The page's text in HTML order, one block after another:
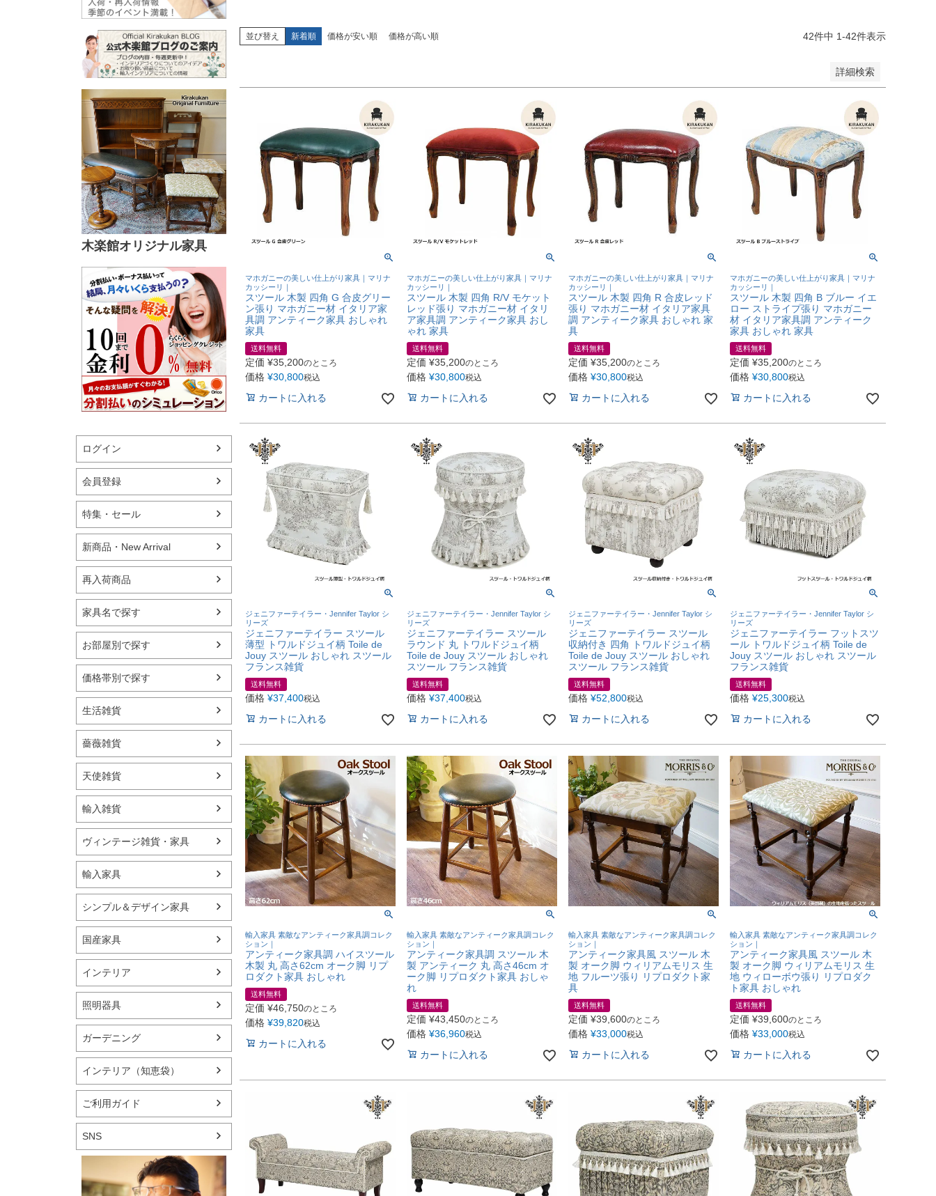
木楽館オリジナル家具
ログイン
会員登録
特集・セール
新商品・New Arrival
再入荷商品
家具名で探す
お部屋別で探す
価格帯別で探す
生活雑貨
薔薇雑貨
天使雑貨
輸入雑貨
ヴィンテージ雑貨・家具
輸入家具
シンプル＆デザイン家具
国産家具
インテリア
照明器具
ガーデニング
インテリア（知恵袋）
ご利用ガイド
SNS
並び替え 新着順 価格が安い順 価格が高い順 42件中 1-42件表示
詳細検索
マホガニーの美しい仕上がり家具｜マリナ
カッシーリ｜
スツール 木製 四角 G 合皮グリー
ン張り マホガニー材 イタリア家
具調 アンティーク家具 おしゃれ
家具
送料無料
定価 ¥35,200のところ
価格 ¥30,800税込
カートに入れる
マホガニーの美しい仕上がり家具｜マリナ
カッシーリ｜
スツール 木製 四角 R/V モケット
レッド張り マホガニー材 イタリ
ア家具調 アンティーク家具 おし
ゃれ 家具
送料無料
定価 ¥35,200のところ
価格 ¥30,800税込
カートに入れる
マホガニーの美しい仕上がり家具｜マリナ
カッシーリ｜
スツール 木製 四角 R 合皮レッド
張り マホガニー材 イタリア家具
調 アンティーク家具 おしゃれ 家
具
送料無料
定価 ¥35,200のところ
価格 ¥30,800税込
カートに入れる
マホガニーの美しい仕上がり家具｜マリナ
カッシーリ｜
スツール 木製 四角 B ブルー イエ
ロー ストライプ張り マホガニー
材 イタリア家具調 アンティーク
家具 おしゃれ 家具
送料無料
定価 ¥35,200のところ
価格 ¥30,800税込
カートに入れる
ジェニファーテイラー・Jennifer Taylor シ
リーズ
ジェニファーテイラー スツール
薄型 トワルドジュイ柄 Toile de
Jouy スツール おしゃれ スツール
フランス雑貨
送料無料
価格 ¥37,400税込
カートに入れる
ジェニファーテイラー・Jennifer Taylor シ
リーズ
ジェニファーテイラー スツール
ラウンド 丸 トワルドジュイ柄
Toile de Jouy スツール おしゃれ
スツール フランス雑貨
送料無料
価格 ¥37,400税込
カートに入れる
ジェニファーテイラー・Jennifer Taylor シ
リーズ
ジェニファーテイラー スツール
収納付き 四角 トワルドジュイ柄
Toile de Jouy スツール おしゃれ
スツール フランス雑貨
送料無料
価格 ¥52,800税込
カートに入れる
ジェニファーテイラー・Jennifer Taylor シ
リーズ
ジェニファーテイラー フットスツ
ール トワルドジュイ柄 Toile de
Jouy スツール おしゃれ スツール
フランス雑貨
送料無料
価格 ¥25,300税込
カートに入れる
輸入家具 素敵なアンティーク家具調コレク
ション｜
アンティーク家具調 ハイスツール
木製 丸 高さ62cm オーク脚 リプ
ロダクト家具 おしゃれ
送料無料
定価 ¥46,750のところ
価格 ¥39,820税込
カートに入れる
輸入家具 素敵なアンティーク家具調コレク
ション｜
アンティーク家具調 スツール 木
製 アンティーク 丸 高さ46cm オ
ーク脚 リプロダクト家具 おしゃ
れ
送料無料
定価 ¥43,450のところ
価格 ¥36,960税込
カートに入れる
輸入家具 素敵なアンティーク家具調コレク
ション｜
アンティーク家具風 スツール 木
製 オーク脚 ウィリアムモリス 生
地 フルーツ張り リプロダクト家
具
送料無料
定価 ¥39,600のところ
価格 ¥33,000税込
カートに入れる
輸入家具 素敵なアンティーク家具調コレク
ション｜
アンティーク家具風 スツール 木
製 オーク脚 ウィリアムモリス 生
地 ウィローボウ張り リプロダク
ト家具 おしゃれ
送料無料
定価 ¥39,600のところ
価格 ¥33,000税込
カートに入れる